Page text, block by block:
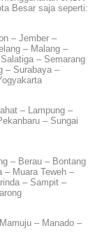
Besar saja seperti:
– Jember –
– Malang –
– Semarang
– Surabaya –
– Lampung –
– Sungai
– Berau – Bontang
– Muara Teweh –
– Sampit –
– Manado –